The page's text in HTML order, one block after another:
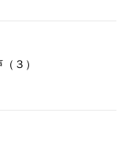
３）